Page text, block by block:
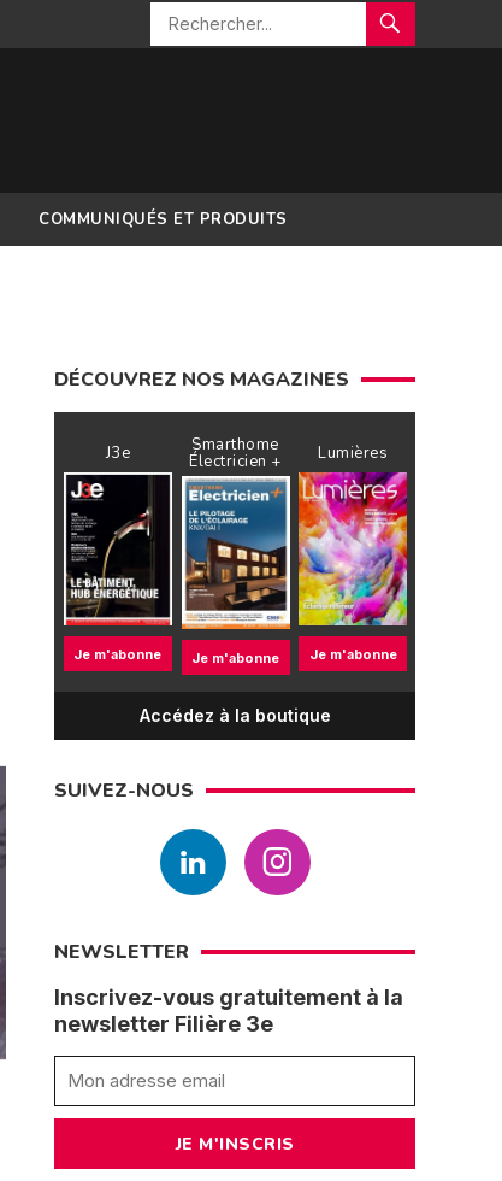
COMMUNIQUÉS ET PRODUITS
DÉCOUVREZ NOS MAGAZINES
J3e
Je m'abonne
Smarthome
Électricien +
Je m'abonne
Lumières
Je m'abonne
Accédez à la boutique
SUIVEZ-NOUS
NEWSLETTER
Inscrivez-vous gratuitement à la
newsletter Filière 3e